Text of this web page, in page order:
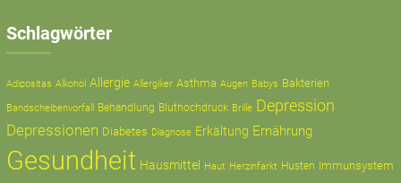
Schlagwörter
Adipositas Alkohol Allergie Allergiker Asthma Augen Babys Bakterien
Bandscheibenvorfall Behandlung Bluthochdruck Brille Depression
Depressionen Diabetes Diagnose Erkältung Ernährung
Gesundheit Hausmittel Haut Herzinfarkt Husten Immunsystem